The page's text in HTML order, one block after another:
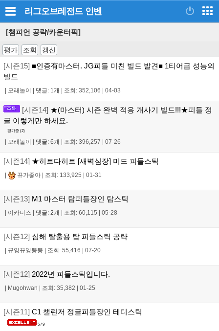
리그오브레전드 인벤
[챔피언 공략/카운터픽]
평가 조회 갱신
[시즌15] ■인증有마스터. JG피들 미친 빌드 발견■ 1티어급 성능의
빌드
모래놀이 댓글: 1개 조회: 352,106 04-03
[시즌14] ★(마스터) 시즌 완벽 적응 개사기 빌드!!!★피들 정
글 이렇게만 하세요.
평가중 (2)
모래놀이 댓글: 6개 조회: 396,257 07-26
[시즌14] ★히트다히트 [새벽심장] 미드 피들스틱
뀨가좋아 조회: 133,925 01-31
[시즌13] M1 마스터 탑피들장인 탑스틱
이카너스 댓글: 2개 조회: 60,115 05-28
[시즌12] 심해 탈출용 탑 피들스틱 공략
뀨잉뀨잉뿡뿡 조회: 55,416 07-20
[시즌12] 2022년 피들스틱입니다.
Mugohwan 조회: 35,382 01-25
[시즌11] C1 챌린저 정글피들장인 테디스틱
5 / 9